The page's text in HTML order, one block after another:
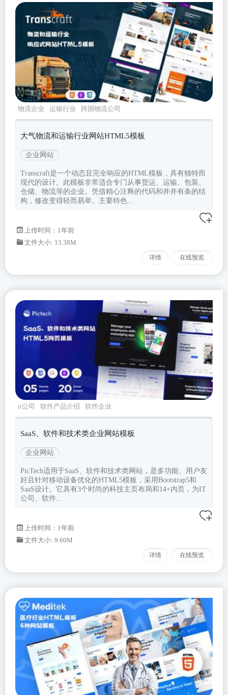
物流企业 运输行业
跨国物流公司
大气物流和运输行业网站HTML5模板
企业网站
Transcraft是一个动态且完全响应的HTML模板，具有独特而
现代的设计。此模板非常适合专门从事货运、运输、包装、
仓储、物流等的企业。凭借精心注释的代码和井井有条的结
构，修改变得轻而易举。主要特色...
上传时间：1年前
文件大小: 13.38M
详情 在线预览
it公司 软件产品介绍
软件企业
pictech
Bootstrapv530
SaaS、软件和技术类企业网站模板
企业网站
PicTech适用于SaaS、软件和技术类网站，是多功能、用户友
好且针对移动设备优化的HTML5模板，采用Bootstrap5和
SaaS设计。它具有3个时尚的科技主页布局和14+内页，为IT
公司、软件...
上传时间：1年前
文件大小: 9.60M
详情 在线预览